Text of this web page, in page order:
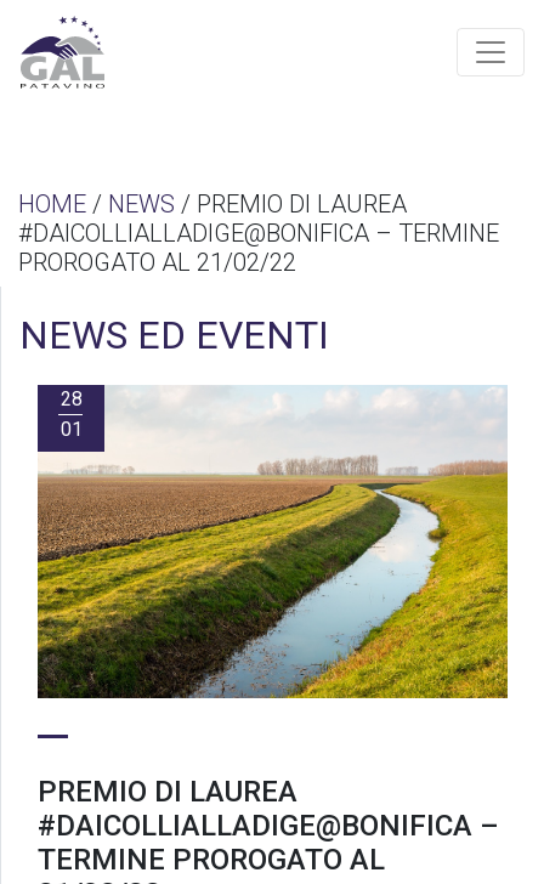
HOME / NEWS / PREMIO DI LAUREA
#DAICOLLIALLADIGE@BONIFICA – TERMINE
PROROGATO AL 21/02/22
NEWS ED EVENTI
28
01
PREMIO DI LAUREA
#DAICOLLIALLADIGE@BONIFICA –
TERMINE PROROGATO AL